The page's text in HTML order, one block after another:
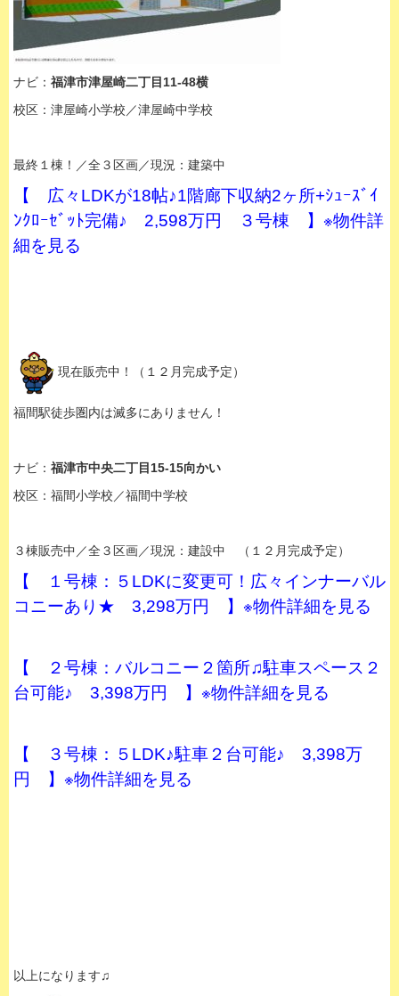
ナビ： 福津市津屋崎二丁目11-48横
校区：津屋崎小学校／津屋崎中学校
最終１棟！／全３区画／現況：建築中
【 広々LDKが18帖♪1階廊下収納2ヶ所+ｼｭｰｽﾞｲ
ﾝｸﾛｰｾﾞｯﾄ完備♪ 2,598万円 ３号棟 】※物件詳
細を見る
現在販売中！（１２月完成予定）
福間駅徒歩圏内は滅多にありません！
ナビ： 福津市中央二丁目15-15向かい
校区：福間小学校／福間中学校
３棟販売中／全３区画／現況：建設中 （１２月完成予定）
【 １号棟：５LDKに変更可！広々インナーバル
コニーあり★ 3,298万円 】※物件詳細を見る
【 ２号棟：バルコニー２箇所♫駐車スペース２
台可能♪ 3,398万円 】※物件詳細を見る
【 ３号棟：５LDK♪駐車２台可能♪ 3,398万
円 】※物件詳細を見る
以上になります♫